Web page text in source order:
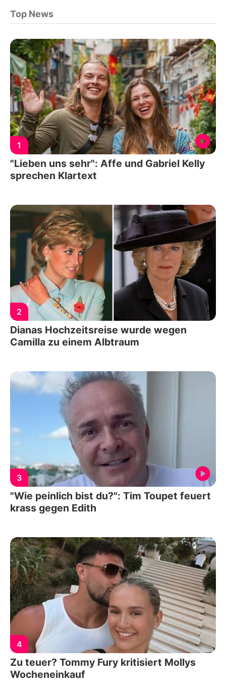
Top News
1
"Lieben uns sehr": Affe und Gabriel Kelly
sprechen Klartext
2
Dianas Hochzeitsreise wurde wegen
Camilla zu einem Albtraum
3
"Wie peinlich bist du?": Tim Toupet feuert
krass gegen Edith
4
Zu teuer? Tommy Fury kritisiert Mollys
Wocheneinkauf